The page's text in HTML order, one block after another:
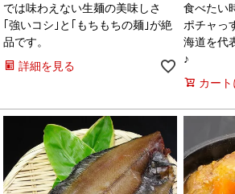
では味わえない生麺の美味しさ
｢強いコシ｣と｢もちもちの麺｣が絶
品です。
詳細を見る
食べたい
ポチャっ
海道を代
♪
カー